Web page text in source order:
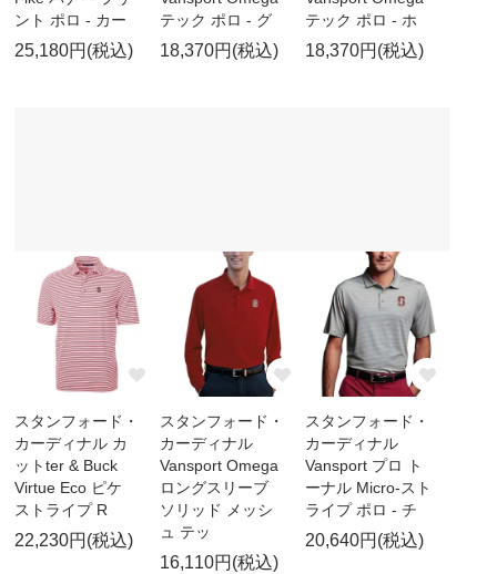
ント ポロ - カー
25,180円(税込)
テック ポロ - グ
18,370円(税込)
テック ポロ - ホ
18,370円(税込)
スタンフォード・
カーディナル カ
ットter & Buck
Virtue Eco ピケ
ストライプ R
22,230円(税込)
スタンフォード・
カーディナル
Vansport Omega
ロングスリーブ
ソリッド メッシ
ュ テッ
16,110円(税込)
スタンフォード・
カーディナル
Vansport プロ ト
ーナル Micro-スト
ライプ ポロ - チ
20,640円(税込)